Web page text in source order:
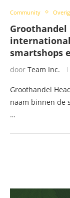
Community
smartshops
door Team Inc.
Groothandel
naam binnen de
…